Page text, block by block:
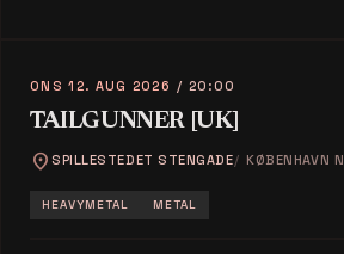
ONS 12. AUG 2026 / 20:00
TAILGUNNER [UK]
location_on SPILLESTEDET STENGADE KØBENHAVN N
HEAVYMETAL METAL